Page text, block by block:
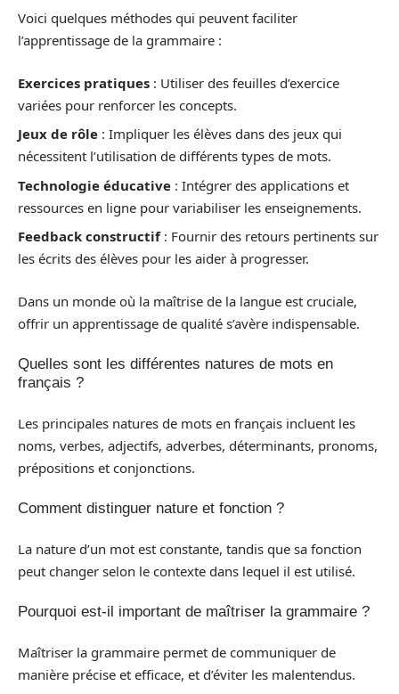
Voici quelques méthodes qui peuvent faciliter
l’apprentissage de la grammaire :
Exercices pratiques : Utiliser des feuilles d’exercice
variées pour renforcer les concepts.
Jeux de rôle : Impliquer les élèves dans des jeux qui
nécessitent l’utilisation de différents types de mots.
Technologie éducative : Intégrer des applications et
ressources en ligne pour variabiliser les enseignements.
Feedback constructif: Fournir des retours pertinents sur
les écrits des élèves pour les aider à progresser.
Dans un monde où la maîtrise de la langue est cruciale,
offrir un apprentissage de qualité s’avère indispensable.
Quelles sont les différentes natures de mots en
français ?
Les principales natures de mots en français incluent les
noms, verbes, adjectifs, adverbes, déterminants, pronoms,
prépositions et conjonctions.
Comment distinguer nature et fonction ?
La nature d’un mot est constante, tandis que sa fonction
peut changer selon le contexte dans lequel il est utilisé.
Pourquoi est-il important de maîtriser la grammaire ?
Maîtriser la grammaire permet de communiquer de
manière précise et efficace, et d’éviter les malentendus.